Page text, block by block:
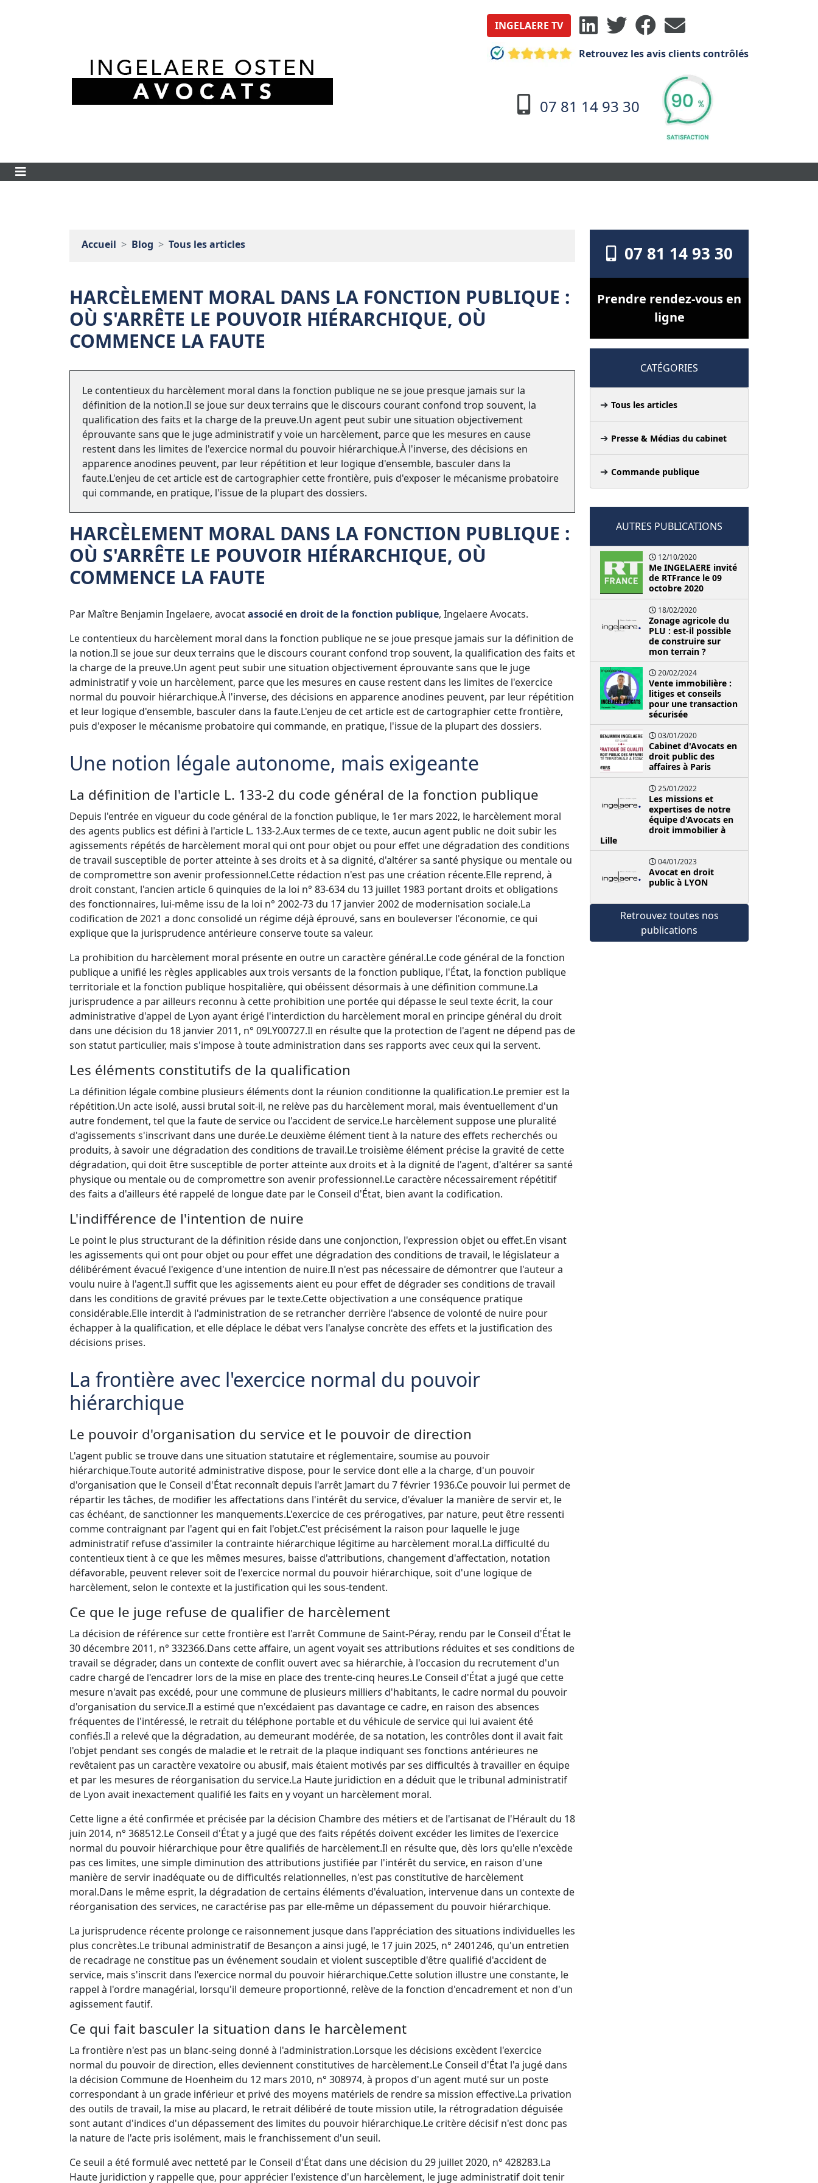
INGELAERE TV
Retrouvez les avis clients contrôlés
07 81 14 93 30
Accueil Blog Tous les articles
HARCÈLEMENT MORAL DANS LA FONCTION PUBLIQUE :
OÙ S'ARRÊTE LE POUVOIR HIÉRARCHIQUE, OÙ
COMMENCE LA FAUTE
Le contentieux du harcèlement moral dans la fonction publique ne se joue presque jamais sur la
définition de la notion.Il se joue sur deux terrains que le discours courant confond trop souvent, la
qualification des faits et la charge de la preuve.Un agent peut subir une situation objectivement
éprouvante sans que le juge administratif y voie un harcèlement, parce que les mesures en cause
restent dans les limites de l'exercice normal du pouvoir hiérarchique.À l'inverse, des décisions en
apparence anodines peuvent, par leur répétition et leur logique d'ensemble, basculer dans la
faute.L'enjeu de cet article est de cartographier cette frontière, puis d'exposer le mécanisme probatoire
qui commande, en pratique, l'issue de la plupart des dossiers.
HARCÈLEMENT MORAL DANS LA FONCTION PUBLIQUE :
OÙ S'ARRÊTE LE POUVOIR HIÉRARCHIQUE, OÙ
COMMENCE LA FAUTE
Par Maître Benjamin Ingelaere, avocatassocié en droit de la fonction publique, Ingelaere Avocats.
Le contentieux du harcèlement moral dans la fonction publique ne se joue presque jamais sur la définition de
la notion.Il se joue sur deux terrains que le discours courant confond trop souvent, la qualification des faits et
la charge de la preuve.Un agent peut subir une situation objectivement éprouvante sans que le juge
administratif y voie un harcèlement, parce que les mesures en cause restent dans les limites de l'exercice
normal du pouvoir hiérarchique.À l'inverse, des décisions en apparence anodines peuvent, par leur répétition
et leur logique d'ensemble, basculer dans la faute.L'enjeu de cet article est de cartographier cette frontière,
puis d'exposer le mécanisme probatoire qui commande, en pratique, l'issue de la plupart des dossiers.
Une notion légale autonome, mais exigeante
La définition de l'article L. 133-2 du code général de la fonction publique
Depuis l'entrée en vigueur du code général de la fonction publique, le 1er mars 2022, le harcèlement moral
des agents publics est défini à l'article L. 133-2.Aux termes de ce texte, aucun agent public ne doit subir les
agissements répétés de harcèlement moral qui ont pour objet ou pour effet une dégradation des conditions
de travail susceptible de porter atteinte à ses droits et à sa dignité, d'altérer sa santé physique ou mentale ou
de compromettre son avenir professionnel.Cette rédaction n'est pas une création récente.Elle reprend, à
droit constant, l'ancien article 6 quinquies de la loi n° 83-634 du 13 juillet 1983 portant droits et obligations
des fonctionnaires, lui-même issu de la loi n° 2002-73 du 17 janvier 2002 de modernisation sociale.La
codification de 2021 a donc consolidé un régime déjà éprouvé, sans en bouleverser l'économie, ce qui
explique que la jurisprudence antérieure conserve toute sa valeur.
La prohibition du harcèlement moral présente en outre un caractère général.Le code général de la fonction
publique a unifié les règles applicables aux trois versants de la fonction publique, l'État, la fonction publique
territoriale et la fonction publique hospitalière, qui obéissent désormais à une définition commune.La
jurisprudence a par ailleurs reconnu à cette prohibition une portée qui dépasse le seul texte écrit, la cour
administrative d'appel de Lyon ayant érigé l'interdiction du harcèlement moral en principe général du droit
dans une décision du 18 janvier 2011, n° 09LY00727.Il en résulte que la protection de l'agent ne dépend pas de
son statut particulier, mais s'impose à toute administration dans ses rapports avec ceux qui la servent.
Les éléments constitutifs de la qualification
La définition légale combine plusieurs éléments dont la réunion conditionne la qualification.Le premier est la
répétition.Un acte isolé, aussi brutal soit-il, ne relève pas du harcèlement moral, mais éventuellement d'un
autre fondement, tel que la faute de service ou l'accident de service.Le harcèlement suppose une pluralité
d'agissements s'inscrivant dans une durée.Le deuxième élément tient à la nature des effets recherchés ou
produits, à savoir une dégradation des conditions de travail.Le troisième élément précise la gravité de cette
dégradation, qui doit être susceptible de porter atteinte aux droits et à la dignité de l'agent, d'altérer sa santé
physique ou mentale ou de compromettre son avenir professionnel.Le caractère nécessairement répétitif
des faits a d'ailleurs été rappelé de longue date par le Conseil d'État, bien avant la codification.
L'indifférence de l'intention de nuire
Le point le plus structurant de la définition réside dans une conjonction, l'expression objet ou effet.En visant
les agissements qui ont pour objet ou pour effet une dégradation des conditions de travail, le législateur a
délibérément évacué l'exigence d'une intention de nuire.Il n'est pas nécessaire de démontrer que l'auteur a
voulu nuire à l'agent.Il suffit que les agissements aient eu pour effet de dégrader ses conditions de travail
dans les conditions de gravité prévues par le texte.Cette objectivation a une conséquence pratique
considérable.Elle interdit à l'administration de se retrancher derrière l'absence de volonté de nuire pour
échapper à la qualification, et elle déplace le débat vers l'analyse concrète des effets et la justification des
décisions prises.
La frontière avec l'exercice normal du pouvoir
hiérarchique
Le pouvoir d'organisation du service et le pouvoir de direction
L'agent public se trouve dans une situation statutaire et réglementaire, soumise au pouvoir
hiérarchique.Toute autorité administrative dispose, pour le service dont elle a la charge, d'un pouvoir
d'organisation que le Conseil d'État reconnaît depuis l'arrêt Jamart du 7 février 1936.Ce pouvoir lui permet de
répartir les tâches, de modifier les affectations dans l'intérêt du service, d'évaluer la manière de servir et, le
cas échéant, de sanctionner les manquements.L'exercice de ces prérogatives, par nature, peut être ressenti
comme contraignant par l'agent qui en fait l'objet.C'est précisément la raison pour laquelle le juge
administratif refuse d'assimiler la contrainte hiérarchique légitime au harcèlement moral.La difficulté du
contentieux tient à ce que les mêmes mesures, baisse d'attributions, changement d'affectation, notation
défavorable, peuvent relever soit de l'exercice normal du pouvoir hiérarchique, soit d'une logique de
harcèlement, selon le contexte et la justification qui les sous-tendent.
Ce que le juge refuse de qualifier de harcèlement
La décision de référence sur cette frontière est l'arrêt Commune de Saint-Péray, rendu par le Conseil d'État le
30 décembre 2011, n° 332366.Dans cette affaire, un agent voyait ses attributions réduites et ses conditions de
travail se dégrader, dans un contexte de conflit ouvert avec sa hiérarchie, à l'occasion du recrutement d'un
cadre chargé de l'encadrer lors de la mise en place des trente-cinq heures.Le Conseil d'État a jugé que cette
mesure n'avait pas excédé, pour une commune de plusieurs milliers d'habitants, le cadre normal du pouvoir
d'organisation du service.Il a estimé que n'excédaient pas davantage ce cadre, en raison des absences
fréquentes de l'intéressé, le retrait du téléphone portable et du véhicule de service qui lui avaient été
confiés.Il a relevé que la dégradation, au demeurant modérée, de sa notation, les contrôles dont il avait fait
l'objet pendant ses congés de maladie et le retrait de la plaque indiquant ses fonctions antérieures ne
revêtaient pas un caractère vexatoire ou abusif, mais étaient motivés par ses difficultés à travailler en équipe
et par les mesures de réorganisation du service.La Haute juridiction en a déduit que le tribunal administratif
de Lyon avait inexactement qualifié les faits en y voyant un harcèlement moral.
Cette ligne a été confirmée et précisée par la décision Chambre des métiers et de l'artisanat de l'Hérault du 18
juin 2014, n° 368512.Le Conseil d'État y a jugé que des faits répétés doivent excéder les limites de l'exercice
normal du pouvoir hiérarchique pour être qualifiés de harcèlement.Il en résulte que, dès lors qu'elle n'excède
pas ces limites, une simple diminution des attributions justifiée par l'intérêt du service, en raison d'une
manière de servir inadéquate ou de difficultés relationnelles, n'est pas constitutive de harcèlement
moral.Dans le même esprit, la dégradation de certains éléments d'évaluation, intervenue dans un contexte de
réorganisation des services, ne caractérise pas par elle-même un dépassement du pouvoir hiérarchique.
La jurisprudence récente prolonge ce raisonnement jusque dans l'appréciation des situations individuelles les
plus concrètes.Le tribunal administratif de Besançon a ainsi jugé, le 17 juin 2025, n° 2401246, qu'un entretien
de recadrage ne constitue pas un événement soudain et violent susceptible d'être qualifié d'accident de
service, mais s'inscrit dans l'exercice normal du pouvoir hiérarchique.Cette solution illustre une constante, le
rappel à l'ordre managérial, lorsqu'il demeure proportionné, relève de la fonction d'encadrement et non d'un
agissement fautif.
Ce qui fait basculer la situation dans le harcèlement
La frontière n'est pas un blanc-seing donné à l'administration.Lorsque les décisions excèdent l'exercice
normal du pouvoir de direction, elles deviennent constitutives de harcèlement.Le Conseil d'État l'a jugé dans
la décision Commune de Hoenheim du 12 mars 2010, n° 308974, à propos d'un agent muté sur un poste
correspondant à un grade inférieur et privé des moyens matériels de rendre sa mission effective.La privation
des outils de travail, la mise au placard, le retrait délibéré de toute mission utile, la rétrogradation déguisée
sont autant d'indices d'un dépassement des limites du pouvoir hiérarchique.Le critère décisif n'est donc pas
la nature de l'acte pris isolément, mais le franchissement d'un seuil.
Ce seuil a été formulé avec netteté par le Conseil d'État dans une décision du 29 juillet 2020, n° 428283.La
Haute juridiction y rappelle que, pour apprécier l'existence d'un harcèlement, le juge administratif doit tenir
07 81 14 93 30
Prendre rendez-vous en
ligne
CATÉGORIES
Tous les articles
Presse & Médias du cabinet
Commande publique
AUTRES PUBLICATIONS
12/10/2020
Me INGELAERE invité
de RTFrance le 09
octobre 2020
18/02/2020
Zonage agricole du
PLU : est-il possible
de construire sur
mon terrain ?
20/02/2024
Vente immobilière :
litiges et conseils
pour une transaction
sécurisée
03/01/2020
Cabinet d'Avocats en
droit public des
affaires à Paris
25/01/2022
Les missions et
expertises de notre
équipe d'Avocats en
droit immobilier à
Lille
04/01/2023
Avocat en droit
public à LYON
Retrouvez toutes nos
publications